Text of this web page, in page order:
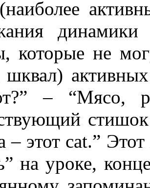
которые не
шквал)
–
– этот cat.”
на уроке,